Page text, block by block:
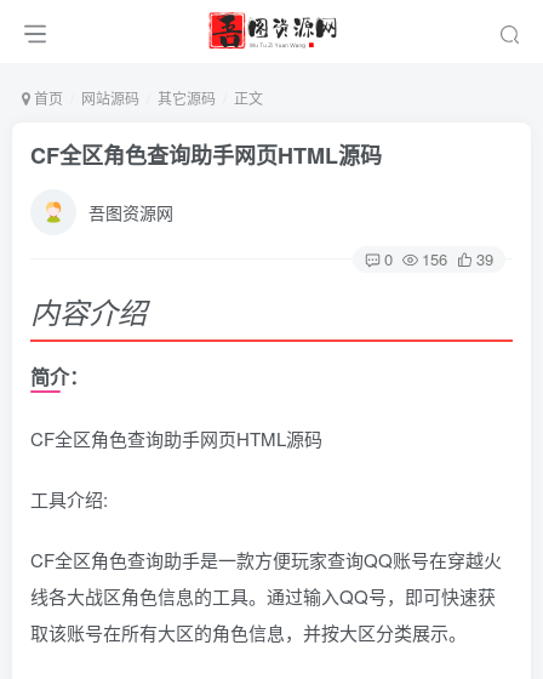
首页 网站源码 其它源码 正文
CF全区角色查询助手网页HTML源码
吾图资源网
0 156 39
内容介绍
简介：
CF全区角色查询助手网页HTML源码
工具介绍:
CF全区角色查询助手是一款方便玩家查询QQ账号在穿越火
线各大战区角色信息的工具。通过输入QQ号，即可快速获
取该账号在所有大区的角色信息，并按大区分类展示。